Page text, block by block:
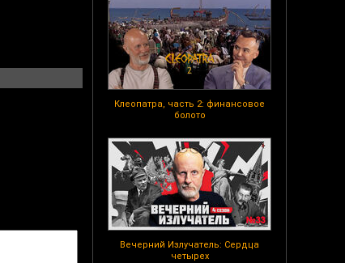
Клеопатра, часть 2: финансовое
болото
Вечерний Излучатель: Сердца
четырех